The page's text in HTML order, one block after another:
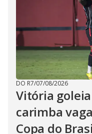
DO R7/07/08/2026
Vitória
carimba
Copa do